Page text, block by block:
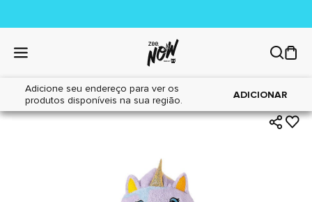
Adicione seu endereço para ver os
produtos disponíveis na sua região.
ADICIONAR
Home|Cães|Acessórios